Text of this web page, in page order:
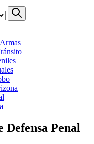
Defensa Penal